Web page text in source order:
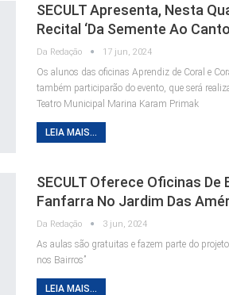
SECULT Apresenta, Nesta
Recital ‘Da Semente Ao
Da Redação 17 jun, 2024
Os alunos das oficinas Aprendiz de Coral e
também participarão do evento, que será
Teatro Municipal Marina Karam Primak
LEIA MAIS...
SECULT Oferece Oficinas De
Fanfarra No Jardim Das
Da Redação 3 jun, 2024
As aulas são gratuitas e fazem parte do projeto
nos Bairros”
LEIA MAIS...